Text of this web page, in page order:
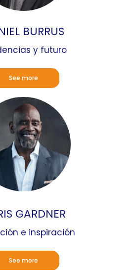
BURRUS
y futuro
See more
GARDNER
e inspiración
See more